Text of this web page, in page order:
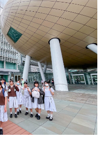
歷
史
科
學
生
獲
推
薦
參
加
大
學
體